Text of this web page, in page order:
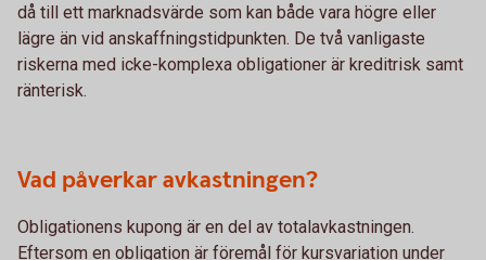
då till ett marknadsvärde som kan både vara högre eller
lägre än vid anskaffningstidpunkten. De två vanligaste
riskerna med icke-komplexa obligationer är kreditrisk samt
ränterisk.
Vad påverkar avkastningen?
Obligationens kupong är en del av totalavkastningen.
Eftersom en obligation är föremål för kursvariation under